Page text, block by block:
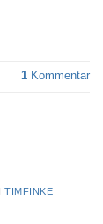
1 Kommentar
TIMFINKE